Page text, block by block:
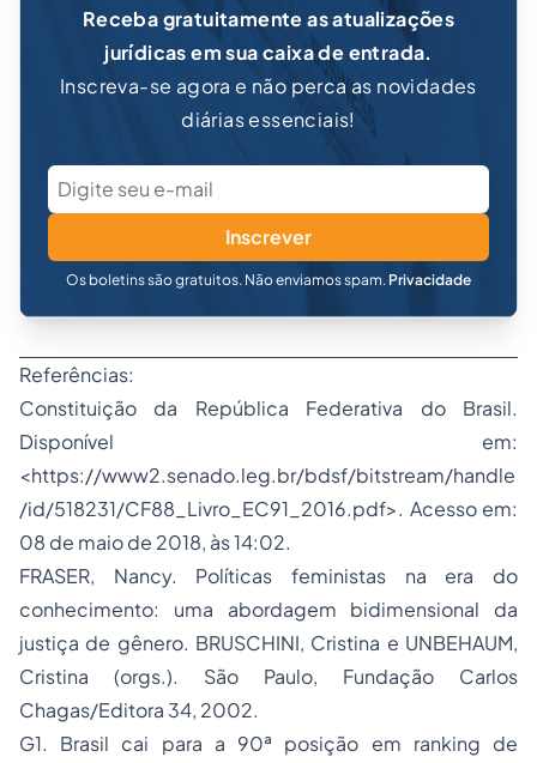
Receba gratuitamente as atualizações
jurídicas em sua caixa de entrada.
Inscreva-se agora e não perca as novidades
diárias essenciais!
Inscrever
Os boletins são gratuitos. Não enviamos spam. Privacidade
Referências:
Constituição da República Federativa do Brasil.
Disponível em:
<https://www2.senado.leg.br/bdsf/bitstream/handle
/id/518231/CF88_Livro_EC91_2016.pdf>. Acesso em:
08 de maio de 2018, às 14:02.
FRASER, Nancy. Políticas feministas na era do
conhecimento: uma abordagem bidimensional da
justiça de gênero. BRUSCHINI, Cristina e UNBEHAUM,
Cristina (orgs.). São Paulo, Fundação Carlos
Chagas/Editora 34, 2002.
G1. Brasil cai para a 90ª posição em ranking de